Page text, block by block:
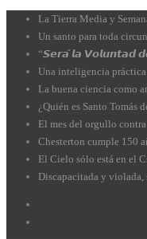
La Tierra Media y
Un santo para toda
“𝙎𝙚𝙧𝙖́ 𝙡𝙖 𝙑𝙤𝙡𝙪𝙣𝙩𝙖𝙙
Una inteligencia
La buena ciencia como
¿Quién es Santo Tomás
El mes del orgullo
Chesterton cumple 150
El Cielo sólo está en el
Discapacitada y